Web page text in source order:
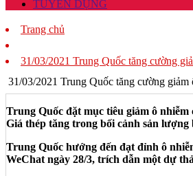
TUYỂN DỤNG
Trang chủ
31/03/2021 Trung Quốc tăng cường
31/03/2021 Trung Quốc tăng cường giảm
Trung Quốc đặt mục tiêu giảm ô
Giá thép tăng trong bối cảnh sản
Trung Quốc hướng đến đạt đỉnh ô
WeChat ngày 28/3, trích dẫn một dự